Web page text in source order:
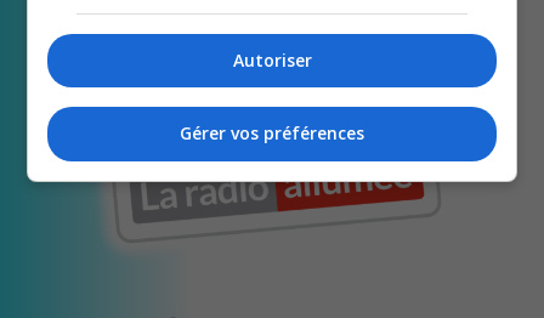
Autoriser
Gérer vos préférences